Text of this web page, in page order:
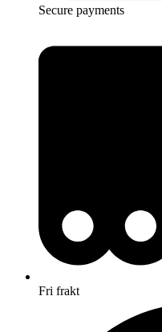
Secure payments
Fri frakt